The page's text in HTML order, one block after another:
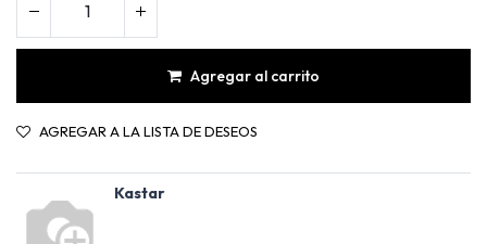
Agregar al carrito
AGREGAR A LA LISTA DE DESEOS
Kastar